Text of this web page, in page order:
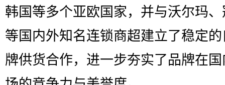
韩国等多个亚欧国家，并与沃尔玛
等国内外知名连锁商超建立了稳定
牌供货合作，进一步夯实了品牌在